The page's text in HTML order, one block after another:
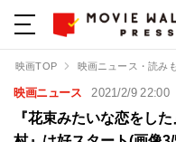
映画TOP 映画ニュース・読み
映画ニュース 2021/2/9 22:00
『花束みたいな恋をし